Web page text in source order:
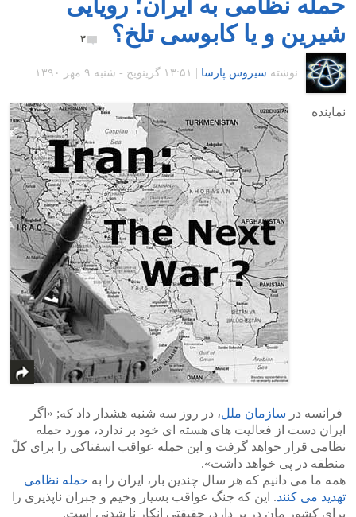
شیرین و یا کابوسی تلخ؟
۳
نوشته سیروس پارسا ۱۳:۵۱ گرينويچ - شنبه ۹ مهر ۱۳۹۰
نماینده
فرانسه در سازمان ملل، در روز سه شنبه هشدار داد که; «اگر
ایران دست از فعالیت های هسته ای خود بر ندارد، مورد حمله
نظامی قرار خواهد گرفت و این حمله عواقب اسفناکی را برای کلّ
منطقه در پی خواهد داشت».
همه ما می دانیم که هر سال چندین بار، ایران را به حمله نظامی
تهدید می کنند. این که جنگ عواقب بسیار وخیم و جبران ناپذیری را
برای کشور مان در بر دارد، حقیقتی انکار نا شدنی است.